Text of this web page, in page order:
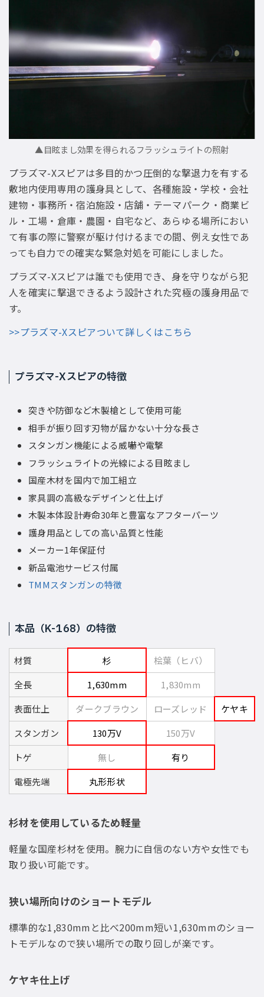
▲目眩まし効果を得られるフラッシュライトの照射
プラズマ-Xスピアは多目的かつ圧倒的な撃退力を有する
敷地内使用専用の護身具として、各種施設・学校・会社
建物・事務所・宿泊施設・店舗・テーマパーク・商業ビ
ル・工場・倉庫・農園・自宅など、あらゆる場所におい
て有事の際に警察が駆け付けるまでの間、例え女性であ
っても自力での確実な緊急対処を可能にしました。
プラズマ-Xスピアは誰でも使用でき、身を守りながら犯
人を確実に撃退できるよう設計された究極の護身用品で
す。
>>プラズマ-Xスピアついて詳しくはこちら
プラズマ-Xスピアの特徴
突きや防御など木製槍として使用可能
相手が振り回す刃物が届かない十分な長さ
スタンガン機能による威嚇や電撃
フラッシュライトの光線による目眩まし
国産木材を国内で加工組立
家具調の高級なデザインと仕上げ
木製本体設計寿命30年と豊富なアフターパーツ
護身用品としての高い品質と性能
メーカー1年保証付
新品電池サービス付属
TMMスタンガンの特徴
本品（K-168）の特徴
材質 杉
桧葉（ヒバ）
全長
1,630mm
1,830mm
表面仕上
ダークブラウン ローズレッド
ケヤキ
スタンガン
130万V
150万V
トゲ
無し
有り
電極先端
丸形形状
杉材を使用しているため軽量
軽量な国産杉材を使用。腕力に自信のない方や女性でも
取り扱い可能です。
狭い場所向けのショートモデル
標準的な1,830mmと比べ200mm短い1,630mmのショー
トモデルなので狭い場所での取り回しが楽です。
ケヤキ仕上げ